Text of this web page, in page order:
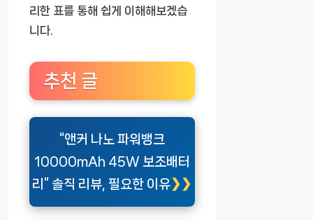
리한 표를 통해 쉽게 이해해보겠습
니다.
추천 글
“앤커 나노 파워뱅크
10000mAh 45W 보조배터
리” 솔직 리뷰, 필요한 이유